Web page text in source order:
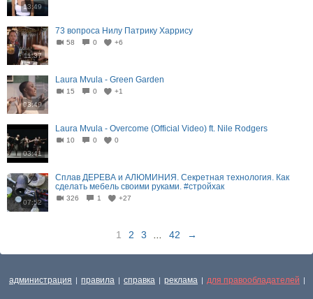
13:49
11:37
73 вопроса Нилу Патрику Харрису
58 0 +6
03:49
Laura Mvula - Green Garden
15 0 +1
03:41
Laura Mvula - Overcome (Official Video) ft. Nile Rodgers
10 0 0
07:52
Сплав ДЕРЕВА и АЛЮМИНИЯ. Секретная технология. Как
сделать мебель своими руками. #стройхак
326 1 +27
1 2 3 42 →
администрация | правила | справка | реклама | для правообладателей |